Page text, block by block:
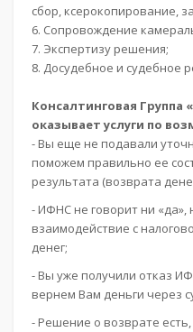
сбор, ксерокопирование,
6. Сопровождение
7. Экспертизу решения;
8. Досудебное и судебное
Консалтинговая Группа
оказывает услуги по
- Вы еще не подавали
поможем правильно ее
результата (возврата
- ИФНС не говорит ни «да»,
взаимодействие с
денег;
- Вы уже получили отказ
вернем Вам деньги через
- Решение о возврате